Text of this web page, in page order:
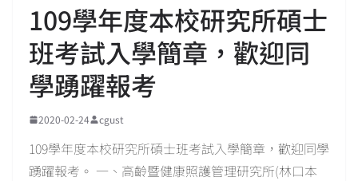
109學年度本校研究所碩士
班考試入學簡章，歡迎同
學踴躍報考
2020-02-24 cgust
109學年度本校研究所碩士班考試入學簡章，歡迎同學
踴躍報考。 一、高齡暨健康照護管理研究所(林口本